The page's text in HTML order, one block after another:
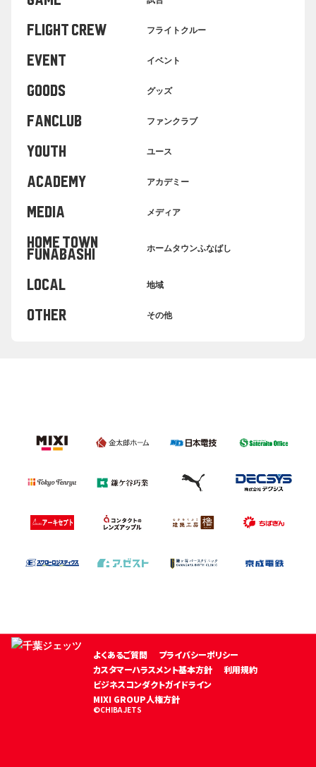
FLIGHT CREW フライトクルー
EVENT イベント
GOODS グッズ
FANCLUB ファンクラブ
YOUTH ユース
ACADEMY アカデミー
MEDIA メディア
HOME TOWN
FUNABASHI ホームタウンふなばし
LOCAL 地域
OTHER その他
よくあるご質問
プライバシーポリシー
カスタマーハラスメント基本方針
利用規約
ビジネスコンダクトガイドライン
MIXI GROUP人権方針
©CHIBA JETS